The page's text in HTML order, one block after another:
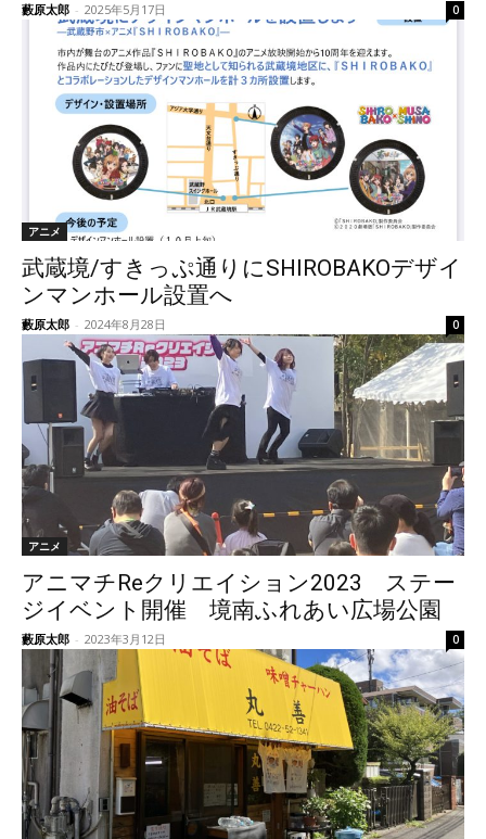
藪原太郎 - 2025年5月17日 0
アニメ
武蔵境/すきっぷ通りにSHIROBAKOデザイ
ンマンホール設置へ
藪原太郎 - 2024年8月28日 0
アニメ
アニマチReクリエイション2023 ステー
ジイベント開催 境南ふれあい広場公園
藪原太郎 - 2023年3月12日 0